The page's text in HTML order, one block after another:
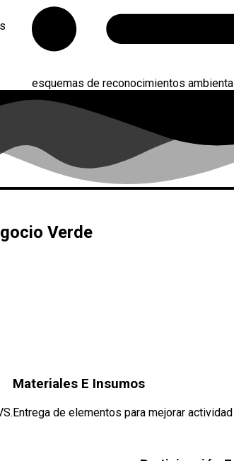
esquemas de reconocimientos
Verde
Materiales E Insumos
Entrega de elementos para mejorar